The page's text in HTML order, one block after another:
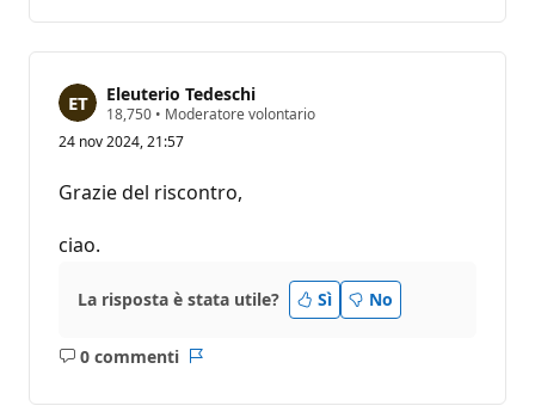
Eleuterio Tedeschi
18,750 P
n
i
d
u
t
i
n
• Moderatore volontario
24 nov 2024, 21:57
Grazie del riscontro,
ciao.
La risposta è stata utile? Sì No
0 commenti
Nessun